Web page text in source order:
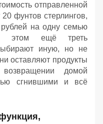
отправленной
фунтов стерлингов,
рублей на одну семью
этом ещё треть
иную, но не
оставляют продукты
домой
сгнившими и всё